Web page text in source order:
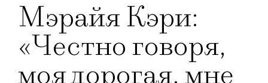
Мэрайя Кэри:
«Честно говоря,
моя дорогая, мне